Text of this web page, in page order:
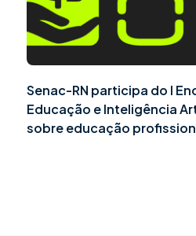
Senac-RN participa do I
Educação e Inteligência
sobre educação